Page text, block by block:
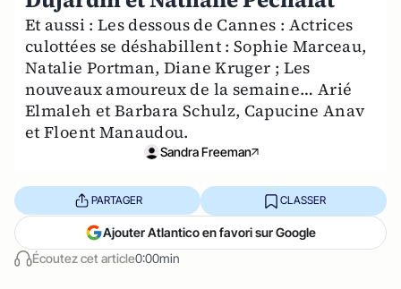
Et aussi : Les dessous de Cannes : Actrices
culottées se déshabillent : Sophie Marceau,
Natalie Portman, Diane Kruger ; Les
nouveaux amoureux de la semaine… Arié
Elmaleh et Barbara Schulz, Capucine Anav
et Floent Manaudou.
Sandra Freeman
Écoutez cet article0:00min
PARTAGER CLASSER
Ajouter Atlantico en favori sur Google